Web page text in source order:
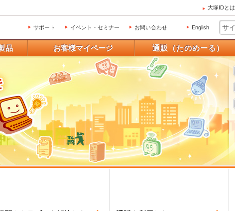
大塚IDとは
サポート イベント・セミナー お問い合わせ English
品 お客様マイページ 通販（たのめーる）